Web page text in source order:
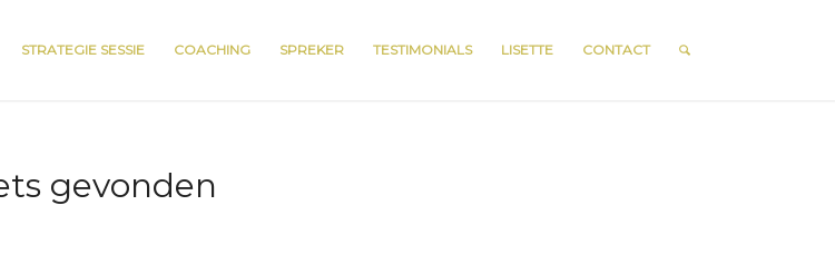
STRATEGIE SESSIE COACHING SPREKER TESTIMONIALS LISETTE CONTACT
gevonden